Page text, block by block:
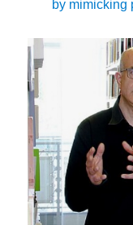
by mimicking